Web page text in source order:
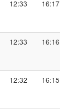
12:33 16:17
12:33 16:16
12:32 16:15